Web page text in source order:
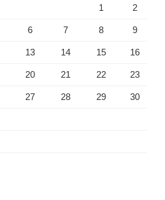
1 2
6 7 8 9
13 14 15 16
20 21 22 23
27 28 29 30